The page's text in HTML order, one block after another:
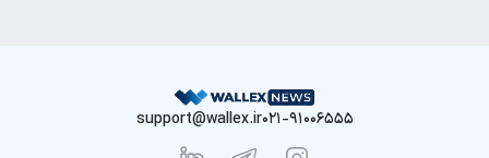
021-91006555
support@wallex.ir